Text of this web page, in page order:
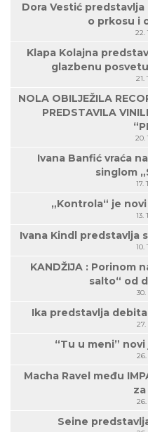
Dora Vestić
o prkosu i
22.
Klapa Kolajna
glazbenu
21.
NOLA OBILJEŽILA
PREDSTAVILA
20.
Ivana Banfić vraća
singlom
17.
„Kontrola“ je
13.
Ivana Kindl predstavlja
10.
KANDŽIJA : Porinom
salto“ od
Ika predstavlja
“Tu u meni”
Macha Ravel među
Seine